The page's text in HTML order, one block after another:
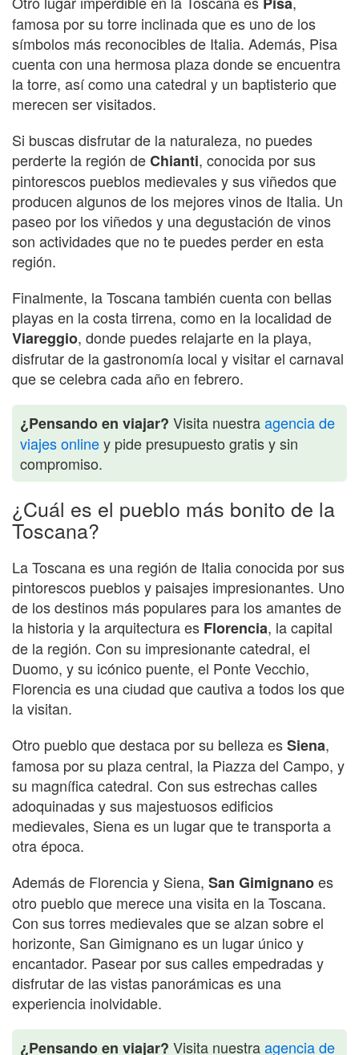
famosa por su torre inclinada que es uno de los
símbolos más reconocibles de Italia. Además, Pisa
cuenta con una hermosa plaza donde se encuentra
la torre, así como una catedral y un baptisterio que
merecen ser visitados.
Si buscas disfrutar de la naturaleza, no puedes
perderte la región deChianti, conocida por sus
pintorescos pueblos medievales y sus viñedos que
producen algunos de los mejores vinos de Italia. Un
paseo por los viñedos y una degustación de vinos
son actividades que no te puedes perder en esta
región.
Finalmente, la Toscana también cuenta con bellas
playas en la costa tirrena, como en la localidad de
Viareggio, donde puedes relajarte en la playa,
disfrutar de la gastronomía local y visitar el carnaval
que se celebra cada año en febrero.
¿Pensando en viajar? Visita nuestraagencia de
viajes onliney pide presupuesto gratis y sin
compromiso.
¿Cuál es el pueblo más bonito de la
Toscana?
La Toscana es una región de Italia conocida por sus
pintorescos pueblos y paisajes impresionantes. Uno
de los destinos más populares para los amantes de
la historia y la arquitectura es Florencia, la capital
de la región. Con su impresionante catedral, el
Duomo, y su icónico puente, el Ponte Vecchio,
Florencia es una ciudad que cautiva a todos los que
la visitan.
Otro pueblo que destaca por su belleza esSiena,
famosa por su plaza central, la Piazza del Campo, y
su magnífica catedral. Con sus estrechas calles
adoquinadas y sus majestuosos edificios
medievales, Siena es un lugar que te transporta a
otra época.
Además de Florencia y Siena, San Gimignanoes
otro pueblo que merece una visita en la Toscana.
Con sus torres medievales que se alzan sobre el
horizonte, San Gimignano es un lugar único y
encantador. Pasear por sus calles empedradas y
disfrutar de las vistas panorámicas es una
experiencia inolvidable.
¿Pensando en viajar? Visita nuestraagencia de